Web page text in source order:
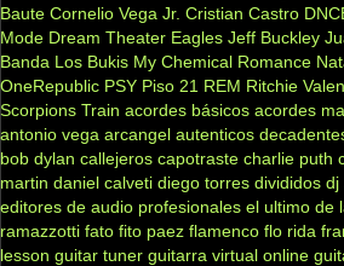
Baute Cornelio Vega Jr. Cristian Castro
Mode Dream Theater Eagles Jeff Buckley
Banda Los Bukis My Chemical Romance
OneRepublic PSY Piso 21 REM Ritchie
Scorpions Train acordes básicos acordes
antonio vega arcangel autenticos
bob dylan callejeros capotraste charlie puth
martin daniel calveti diego torres divididos dj
editores de audio profesionales el ultimo de
ramazzotti fato fito paez flamenco flo rida
lesson guitar tuner guitarra virtual online